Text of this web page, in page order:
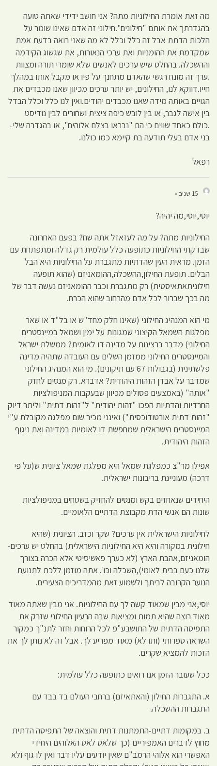
מה זאת אומרת החילוניות מתה? אני חושב ידידי שאתה טועה
בהגדרתך את אותם "חילונים".חילוני זה אדם שאינו שומר על
הלכות הדתת אבל זה כלל וכלל לא מה שאני רואה בדעת אמת
שמקדמת את ההומניות ואת ערכי הנאורות, את שגשוג הקידמה
וההשכלה. בהחלט שיש ערכים לאנשים שלא שומרי תורה ומצוות
.ערך זה מונח רגשי שהאדם מתחנך על פיו או מקבל אותו במהלך
חייו.דווקא לנו, החילונים, יש יותר ערכים מכיוון שאנו מכבדים את
הגויים באותה מידה שאנו מכבדים יהודים.ואין לנו כלל וכלל הבדל
בין אישה לגבר, או בין לובש כיפה ציצית ושחורים לבין נודיסט
.כולם כאחד שווים כי הם "נבראו בצלם אלוהים", או בהגדרה שלי-
בני אדם בעלי תודעה בת קיימא כמו כולנו.
רפאל
15 שנים •
יוסי,יוסי,מה יהיה?
החילוניות מתה? על מה לעזאזל אתה שח? בפעם האחרונה
שבדקתי החילוניות כתופעה כלל עולמית רק גדלה ומתפתחת עם
הזמן. מראית העין שהדתיות מתגברת על החילוניות היא הבל
הבלים. תופעת החילון,ההשכלה,ההומאניזם (שהוא תופעה
חילוניתאתאיסטית) רק מתגברת וכבר ההומאניזם נעשה דבר של
מה בכך שברור לכל אדם מהרחוב שהוא הכרח.
מי הוא המנהיג החילוני (שאינו חלק מחד"ש או בל"ד או שאר
מפלגות השמאל הקיצוני שמגונות על ימין ושמאל במיינסטרים
החילוני) מדבר ברצינות על מדינה דו לאומית? ממשלת ישראל
והמיינסטרים החילוני ממזמן השלים עם העובדה שתהיה מדינה
פלשתינית (בגבולות 67 עם תיקונים). מי הוא המנהיג החילוני
שמדבר על אבדן הזהות היהודית? אדברא. רק מנסים לחזק
"אותה" (באמצעים פסולים מכיוון שבעקבות המניפולציות
החרדיות והדתיות הפכו "זהות יהודית" ל"זהות דתית" וליתר דיוק
"זהות דתית אורטודוכסית") ואינני מכיר שום מפלגה מקובלת ע"י
המיינסטרים הישראלית שמחפשת דו לאומיות במדינה ואת ניגוף
הזהות היהודית.
אפילו מר"צ כמפלגת שמאל היא מפלגת שמאל ציונית ש(על פי
דרכה) מעוניינת בריבונות ישראלית.
היחידים שנאחזים בקש ומנסים להחזיק בשטחים במניפולציות
שונות הם אנשי הדת מקבוצת הדתיים הלאומיים.
לחילוניות הישראלית אין ערכים? שקר וכזב. הציונית (שהיא
חילונית במקורה והיא היא החילוניות הישראלית) בהחלט יש ערכים-
הומאניזם,אהבת הארץ (לא כערך פאשיסיטי אלא הכרה בצורך
שלנו כעם בבית לאומי),השכלה וכו'. אתה מוזמן ללכת לתנועת
הנוער הקרובה לביתך ולשמוע זאת מהמדריכים הצעירים.
יוסי,אני מבין שמאוד קשה לך עם החילוניות. אני מבין שאתה מאוד
מאוד רוצה שהיא תמות ומציאות שבה הרעיון החילוני שזרק את
התפיסה הדתית של התושבע"פ לכל הרוחות וחזר לתנ"ך כמקור
השראה ספרותי (ותו לא) מאוד מפריע לך. אבל זה לא נותן לך את
הזכות להמציא שקרים.
ככל שעובר הזמן אנו רואים כתופעה כלל עולמית:
א. התגברות החילון (והאתאיזם) ברחבי העולם בד בבד עם
התגברות ההשכלה.
ב. במקומות דתיים-התמתנות דתית והוצאה של התפיסה הדתית
מחוץ לדברים האמפיריים (כך שלאט לאט האלוהים היחידי
האפשרי הוא אלוהי הרמב"ם שאין יודעים עליו דבר ואין לו גוף ולא